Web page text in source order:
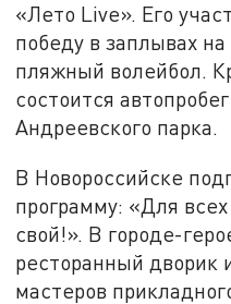
«Лето Live». Его
победу в заплывах
пляжный волейбол.
состоится
Андреевского парка.
В Новороссийске
программу: «Для
свой!». В городе-
ресторанный дворик
мастеров